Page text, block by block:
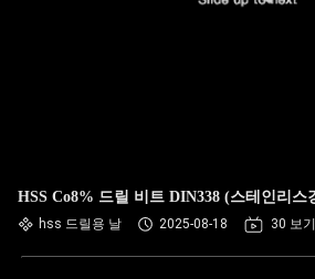
HSS Co8% 드릴 비트 DIN338 (스테인리스
hss 드릴용 날 2025-08-18 30 보기